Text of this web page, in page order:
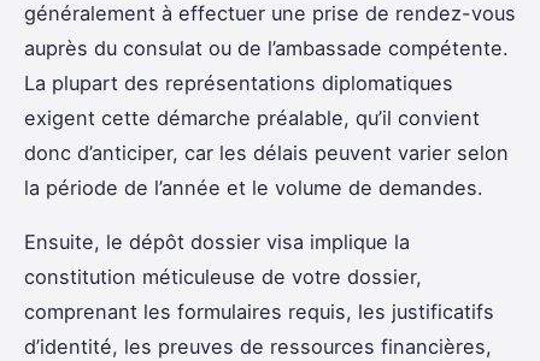
généralement à effectuer une prise de rendez-vous
auprès du consulat ou de l’ambassade compétente.
La plupart des représentations diplomatiques
exigent cette démarche préalable, qu’il convient
donc d’anticiper, car les délais peuvent varier selon
la période de l’année et le volume de demandes.
Ensuite, le dépôt dossier visa implique la
constitution méticuleuse de votre dossier,
comprenant les formulaires requis, les justificatifs
d’identité, les preuves de ressources financières,